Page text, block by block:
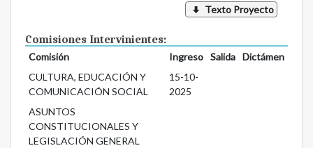
Texto Proyecto
Comisiones Intervinientes:
Comisión Ingreso Salida
Dictámen
CULTURA, EDUCACIÓN Y
COMUNICACIÓN SOCIAL
15-10-
2025
ASUNTOS
CONSTITUCIONALES Y
LEGISLACIÓN GENERAL